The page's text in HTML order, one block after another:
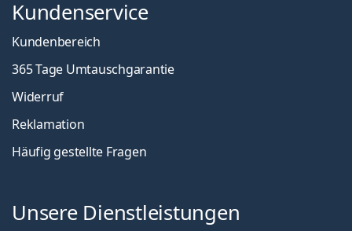
Kundenservice
Kundenbereich
365 Tage Umtauschgarantie
Widerruf
Reklamation
Häufig gestellte Fragen
Unsere Dienstleistungen